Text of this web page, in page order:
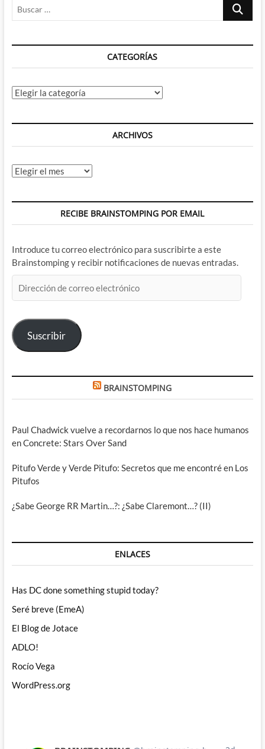
–
Andy
Adam
revitalizan
al
Buscar
CATEGORÍAS
Categorías
ARCHIVOS
Archivos
RECIBE BRAINSTOMPING POR EMAIL
Introduce tu correo electrónico para suscribirte a este
Brainstomping y recibir notificaciones de nuevas entradas.
de
electrónico
Suscribir
BRAINSTOMPING
Paul Chadwick vuelve a recordarnos lo que nos hace humanos
en Concrete: Stars Over Sand
Pitufo Verde y Verde Pitufo: Secretos que me encontré en Los
Pitufos
¿Sabe George RR Martin…?: ¿Sabe Claremont…? (II)
ENLACES
Has DC done something stupid today?
Seré breve (EmeA)
El Blog de Jotace
ADLO!
Rocío Vega
WordPress.org